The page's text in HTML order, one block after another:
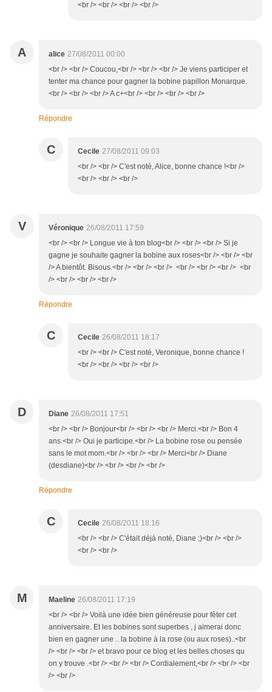
<br /> <br /> <br /> <br />
A alice 27/08/2011 00:00
<br /> <br /> Coucou,<br /> <br /> <br /> Je viens participer et
tenter ma chance pour gagner la bobine papillon Monarque.
<br /> <br /> <br /> A c+<br /> <br /> <br /> <br />
Répondre
C Cecile 27/08/2011 09:03
<br /> <br /> C'est noté, Alice, bonne chance !<br />
<br /> <br /> <br />
V Véronique 26/08/2011 17:59
<br /> <br /> Longue vie à ton blog<br /> <br /> <br /> Si je
gagne je souhaite gagner la bobine aux roses<br /> <br /> <br
/> A bientôt. Bisous.<br /> <br /> <br /> <br /> <br /> <br /> <br
/> <br /> <br /> <br />
Répondre
C Cecile 26/08/2011 18:17
<br /> <br /> C'est noté, Veronique, bonne chance !
<br /> <br /> <br /> <br />
D Diane 26/08/2011 17:51
<br /> <br /> Bonjour<br /> <br /> <br /> Merci.<br /> Bon 4
ans.<br /> Oui je participe.<br /> La bobine rose ou pensée
sans le mot mom.<br /> <br /> <br /> Merci<br /> Diane
(desdiane)<br /> <br /> <br /> <br />
Répondre
C Cecile 26/08/2011 18:16
<br /> <br /> C'était déjà noté, Diane ;)<br /> <br />
<br /> <br />
M Maeline 26/08/2011 17:19
<br /> <br /> Voilà une idée bien généreuse pour fêter cet
anniversaire. Et les bobines sont superbes , j aimerai donc
bien en gagner une .. la bobine à la rose (ou aux roses)..<br
/> <br /> <br /> et bravo pour ce blog et les belles choses qu
on y trouve .<br /> <br /> <br /> Cordialement,<br /> <br /> <br
/> <br />